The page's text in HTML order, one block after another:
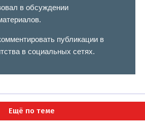
в обсуждении
публикации в
в социальных сетях.
Ещё по теме